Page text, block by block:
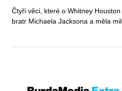
Čtyři věci, které o Whitney
bratr Michaela Jacksona a měla